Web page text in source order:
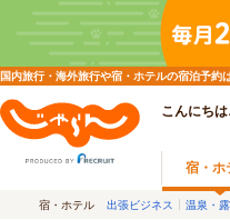
国内旅行・海外旅行や宿・ホテルの宿泊予
こんにち
宿・ホ
宿・ホテル 出張ビジネス 温泉・